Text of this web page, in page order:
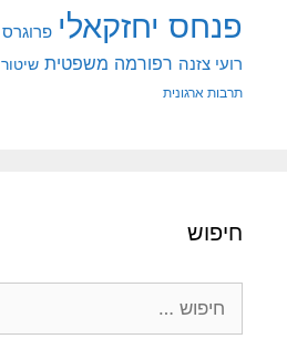
פנחס יחזקאלי פרוגרס
רועי צזנה רפורמה משפטית שיטור
תרבות ארגונית
חיפוש